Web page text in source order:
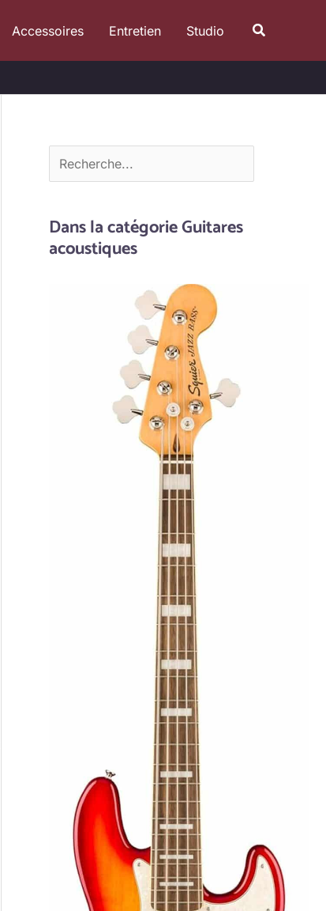
Accessoires Entretien Studio
e
c
Dans la catégorie Guitares
acoustiques